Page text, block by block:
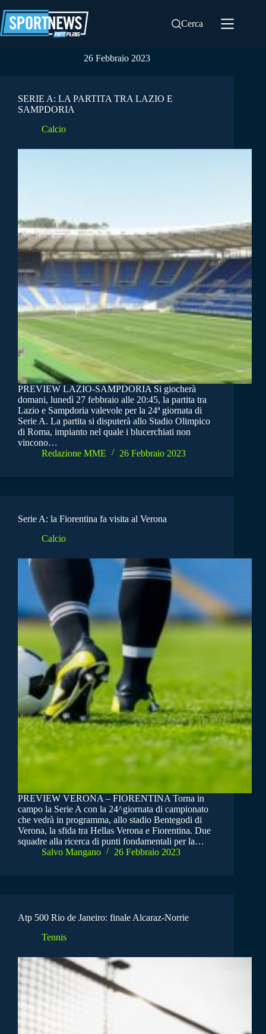
al
contenuto
Cerca
26 Febbraio 2023
SERIE A: LA PARTITA TRA LAZIO E
SAMPDORIA
Calcio
PREVIEW LAZIO-SAMPDORIA Si giocherà
domani, lunedì 27 febbraio alle 20:45, la partita tra
Lazio e Sampdoria valevole per la 24ª giornata di
Serie A. La partita si disputerà allo Stadio Olimpico
di Roma, impianto nel quale i blucerchiati non
vincono…
Redazione MME
26 Febbraio 2023
Serie A: la Fiorentina fa visita al Verona
Calcio
PREVIEW VERONA – FIORENTINA Torna in
campo la Serie A con la 24^giornata di campionato
che vedrà in programma, allo stadio Bentegodi di
Verona, la sfida tra Hellas Verona e Fiorentina. Due
squadre alla ricerca di punti fondamentali per la…
Salvo Mangano
26 Febbraio 2023
Atp 500 Rio de Janeiro: finale Alcaraz-Norrie
Tennis